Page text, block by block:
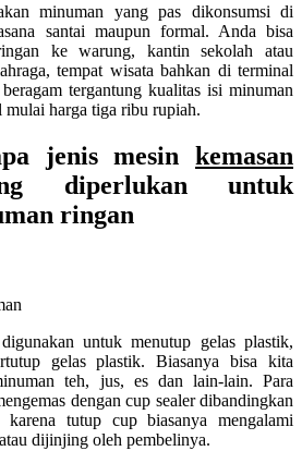
minuman yang pas dikonsumsi di
santai maupun formal. Anda bisa
ke warung, kantin sekolah atau
tempat wisata bahkan di terminal
tergantung kualitas isi minuman
harga tiga ribu rupiah.
jenis mesin kemasan
diperlukan untuk
ringan
untuk menutup gelas plastik,
gelas plastik. Biasanya bisa kita
teh, jus, es dan lain-lain. Para
dengan cup sealer dibandingkan
tutup cup biasanya mengalami
dijinjing oleh pembelinya.